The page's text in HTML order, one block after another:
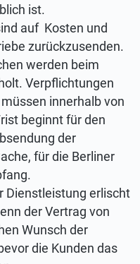
ist.
auf Kosten und
zurückzusenden.
werden beim
Verpflichtungen
innerhalb von
beginnt für den
der
für die Berliner
Dienstleistung erlischt
der Vertrag von
Wunsch der
die Kunden das